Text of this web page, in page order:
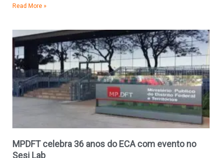
Read More »
MPDFT celebra 36 anos do ECA com evento no
Sesi Lab